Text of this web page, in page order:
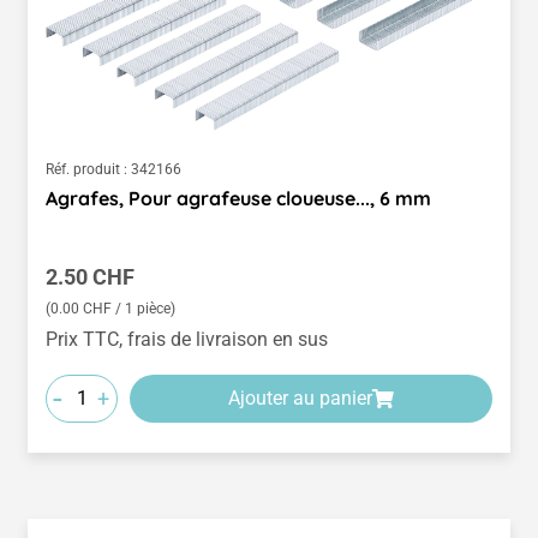
Réf. produit : 342166
Agrafes, Pour agrafeuse cloueuse..., 6 mm
Prix régulier :
2.50 CHF
(0.00 CHF / 1 pièce)
Prix TTC, frais de livraison en sus
- + Ajouter au panier